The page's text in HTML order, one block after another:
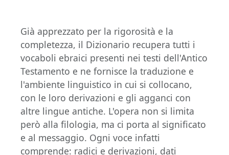
Già apprezzato per la rigorosità e la
completezza, il Dizionario recupera tutti i
vocaboli ebraici presenti nei testi dell'Antico
Testamento e ne fornisce la traduzione e
l'ambiente linguistico in cui si collocano,
con le loro derivazioni e gli agganci con
altre lingue antiche. L'opera non si limita
però alla filologia, ma ci porta al significato
e al messaggio. Ogni voce infatti
comprende: radici e derivazioni, dati